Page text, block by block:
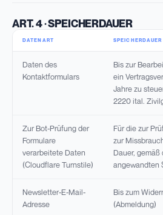
ART. 4 · SPEICHERDAUER
DATENART SPEICHERDAUER
Daten des
Kontaktformulars
Bis zur
ein
Jahre zu
2220 ital.
Zur Bot-Prüfung der
Formulare
verarbeitete Daten
(Cloudflare Turnstile)
Für die zur
zur
Dauer,
angewandten
Newsletter-E-Mail-
Adresse
Bis zum
(Abmeldung)